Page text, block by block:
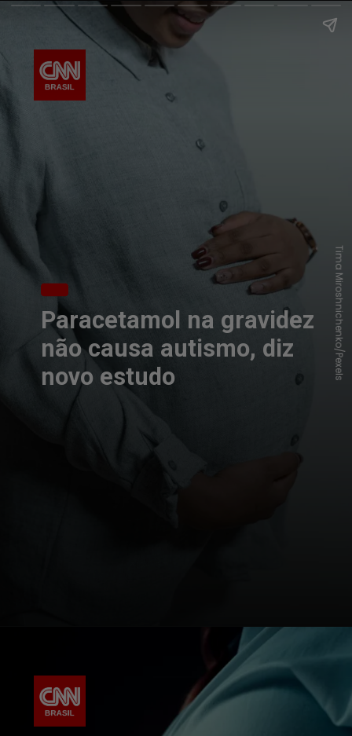
Paracetamol na gravidez
não causa autismo, diz
novo estudo
Tima Miroshnichenko/Pexels